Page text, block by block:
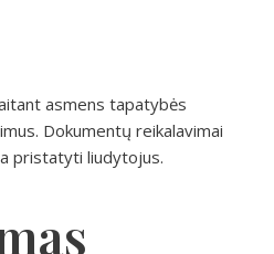
asmens tapatybės
Dokumentų reikalavimai
pristatyti liudytojus.